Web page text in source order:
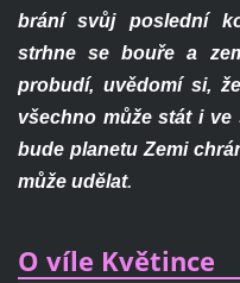
brání svůj poslední
strhne se bouře a
probudí, uvědomí si,
všechno může stát i ve
bude planetu Zemi
může udělat.
O víle Květince